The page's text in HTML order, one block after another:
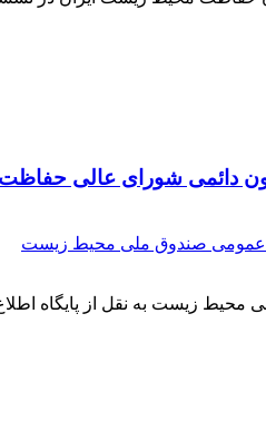
دائمی شورای عالی
عمومی صندوق ملی محیط زیست
محیط زیست به نقل از پایگاه